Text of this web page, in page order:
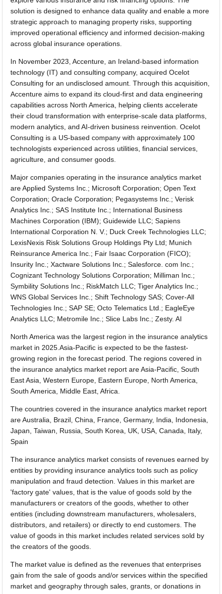
solution is designed to enhance data quality and enable a more
strategic approach to managing property risks, supporting
improved operational efficiency and informed decision-making
across global insurance operations.
In November 2023, Accenture, an Ireland-based information
technology (IT) and consulting company, acquired Ocelot
Consulting for an undisclosed amount. Through this acquisition,
Accenture aims to expand its cloud-first and data engineering
capabilities across North America, helping clients accelerate
their cloud transformation with enterprise-scale data platforms,
modern analytics, and AI-driven business reinvention. Ocelot
Consulting is a US-based company with approximately 100
technologists experienced across utilities, financial services,
agriculture, and consumer goods.
Major companies operating in the insurance analytics market
are Applied Systems Inc.; Microsoft Corporation; Open Text
Corporation; Oracle Corporation; Pegasystems Inc.; Verisk
Analytics Inc.; SAS Institute Inc.; International Business
Machines Corporation (IBM); Guidewide LLC; Sapiens
International Corporation N. V.; Duck Creek Technologies LLC;
LexisNexis Risk Solutions Group Holdings Pty Ltd; Munich
Reinsurance America Inc.; Fair Isaac Corporation (FICO);
Insurity Inc.; Xactware Solutions Inc.; Salesforce. com Inc.;
Cognizant Technology Solutions Corporation; Milliman Inc.;
Symbility Solutions Inc.; RiskMatch LLC; Tiger Analytics Inc.;
WNS Global Services Inc.; Shift Technology SAS; Cover-All
Technologies Inc.; SAP SE; Octo Telematics Ltd.; EagleEye
Analytics LLC; Metromile Inc.; Slice Labs Inc.; Zesty. AI
North America was the largest region in the insurance analytics
market in 2025.Asia-Pacific is expected to be the fastest-
growing region in the forecast period. The regions covered in
the insurance analytics market report are Asia-Pacific, South
East Asia, Western Europe, Eastern Europe, North America,
South America, Middle East, Africa.
The countries covered in the insurance analytics market report
are Australia, Brazil, China, France, Germany, India, Indonesia,
Japan, Taiwan, Russia, South Korea, UK, USA, Canada, Italy,
Spain
The insurance analytics market consists of revenues earned by
entities by providing insurance analytics tools such as policy
manipulation and fraud detection. Values in this market are
'factory gate' values, that is the value of goods sold by the
manufacturers or creators of the goods, whether to other
entities (including downstream manufacturers, wholesalers,
distributors, and retailers) or directly to end customers. The
value of goods in this market includes related services sold by
the creators of the goods.
The market value is defined as the revenues that enterprises
gain from the sale of goods and/or services within the specified
market and geography through sales, grants, or donations in